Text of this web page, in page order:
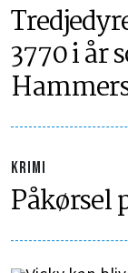
3770 i år
KRIMI
Påkørsel